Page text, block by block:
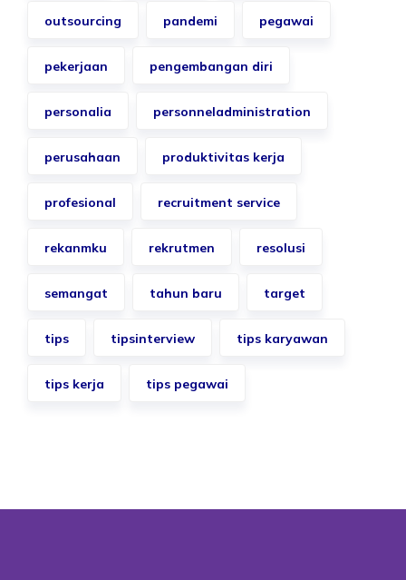
outsourcing pandemi pegawai
pekerjaan pengembangan diri
personalia personneladministration
perusahaan produktivitas kerja
profesional recruitment service
rekanmku rekrutmen resolusi
semangat tahun baru target
tips tipsinterview tips karyawan
tips kerja tips pegawai